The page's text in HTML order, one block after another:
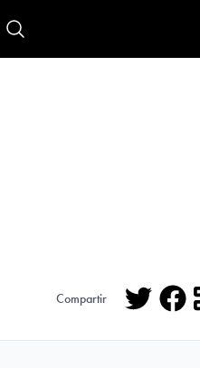
Compartir